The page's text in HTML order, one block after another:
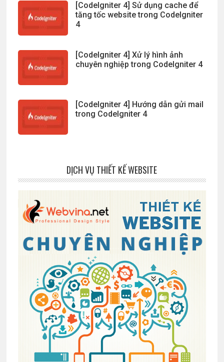
[CodeIgniter 4] Sử dụng cache để
tăng tốc website trong CodeIgniter
4
[CodeIgniter 4] Xử lý hình ảnh
chuyên nghiệp trong CodeIgniter 4
[CodeIgniter 4] Hướng dẫn gửi mail
trong CodeIgniter 4
DỊCH VỤ THIẾT KẾ WEBSITE